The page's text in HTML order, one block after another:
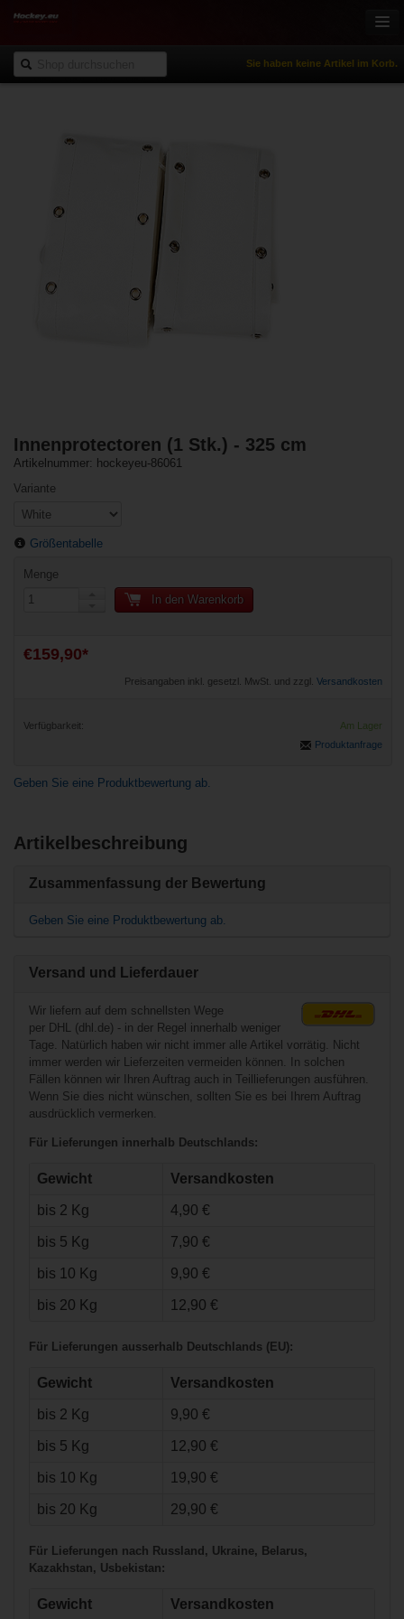
Sie haben keine Artikel im Korb.
Eishockey
Freizeitsport
Innenprotectoren (1 Stk.) - 325 cm
Artikelnummer: hockeyeu-86061
Geben Sie eine Produktbewertung ab.
Variante
Größentabelle
(1 Stk.) - 48 cm
€47,90*
(1 Stk.) - 230 cm
Base Shooter mit
Artikelbeschreibung
Zusammenfassung der Bewertung
Geben Sie eine Produktbewertung ab.
Versand und Lieferdauer
Wir liefern auf dem schnellsten Wege
per DHL (dhl.de) - in der Regel innerhalb weniger
Tage. Natürlich haben wir nicht immer alle Artikel vorrätig. Nicht
immer werden wir Lieferzeiten vermeiden können. In solchen
Fällen können wir Ihren Auftrag auch in Teillieferungen ausführen.
Wenn Sie dies nicht wünschen, sollten Sie es bei Ihrem Auftrag
ausdrücklich vermerken.
Für Lieferungen innerhalb Deutschlands:
Gewicht Versandkosten
bis 2 Kg 4,90 €
bis 5 Kg 7,90 €
bis 10 Kg 9,90 €
bis 20 Kg 12,90 €
Für Lieferungen ausserhalb Deutschlands (EU):
Gewicht Versandkosten
bis 2 Kg 9,90 €
bis 5 Kg 12,90 €
bis 10 Kg 19,90 €
bis 20 Kg 29,90 €
Für Lieferungen nach Russland, Ukraine, Belarus,
Kazakhstan, Usbekistan:
Gewicht Versandkosten
Menge
In den Warenkorb
€159,90*
Preisangaben inkl. gesetzl. MwSt. und zzgl. Versandkosten
Verfügbarkeit:
Am Lager
Produktanfrage